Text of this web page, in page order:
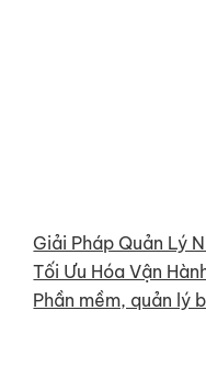
Giải Pháp Quản Lý
Tối Ưu Hóa Vận
Phần mềm, quản lý